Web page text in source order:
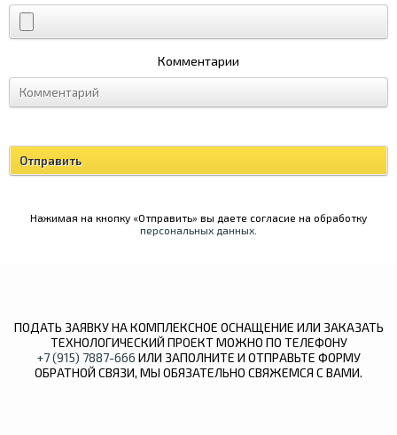
Комментарии
Нажимая на кнопку «Отправить» вы даете согласие на обработку
персональных данных
ПОДАТЬ ЗАЯВКУ НА КОМПЛЕКСНОЕ ОСНАЩЕНИЕ ИЛИ ЗАКАЗАТЬ
ТЕХНОЛОГИЧЕСКИЙ ПРОЕКТ МОЖНО ПО ТЕЛЕФОНУ
+7 (915) 7887-666 ИЛИ ЗАПОЛНИТЕ И ОТПРАВЬТЕ ФОРМУ
ОБРАТНОЙ СВЯЗИ, МЫ ОБЯЗАТЕЛЬНО СВЯЖЕМСЯ С ВАМИ.